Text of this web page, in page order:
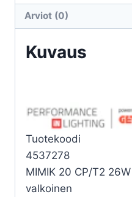
CP/T2
määrä
Arviot (0)
Kuvaus
Tuotekoodi
4537278
MIMIK 20 CP/T2
valkoinen